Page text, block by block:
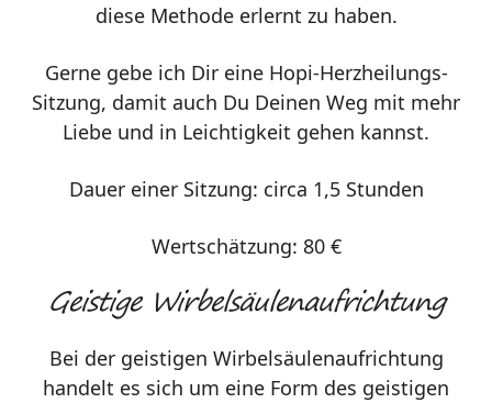
diese Methode erlernt zu haben.
Gerne gebe ich Dir eine Hopi-Herzheilungs-
Sitzung, damit auch Du Deinen Weg mit mehr
Liebe und in Leichtigkeit gehen kannst.
Dauer einer Sitzung: circa 1,5 Stunden
Wertschätzung: 80 €
Geistige Wirbelsäulenaufrichtung
Bei der geistigen Wirbelsäulenaufrichtung
handelt es sich um eine Form des geistigen